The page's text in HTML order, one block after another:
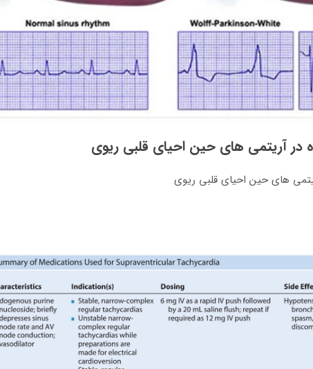
در آریتمی های حین احیای قلبی ریوی
های حین احیای قلبی ریوی